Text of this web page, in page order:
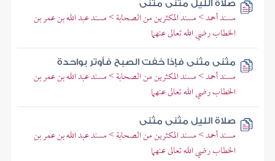
صلاة الليل مثنى مثنى
مسند أحمد > مسند المكثرين من الصحابة > مسند عبد الله بن عمر بن
الخطاب رضي الله تعالى عنهما
مثنى مثنى فإذا خفت الصبح فأوتر بواحدة
مسند أحمد > مسند المكثرين من الصحابة > مسند عبد الله بن عمر بن
الخطاب رضي الله تعالى عنهما
صلاة الليل مثنى مثنى
مسند أحمد > مسند المكثرين من الصحابة > مسند عبد الله بن عمر بن
الخطاب رضي الله تعالى عنهما